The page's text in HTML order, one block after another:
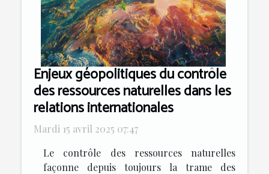
Enjeux géopolitiques du contrôle
des ressources naturelles dans les
relations internationales
Mardi 15 avril 2025 07:47
Le contrôle des ressources naturelles
façonne depuis toujours la trame des